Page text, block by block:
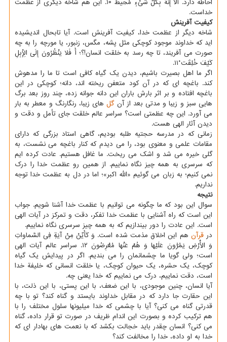
احاطه دارد. أَلا إِنَّهُ بِکُلِّ شَیْءٍ مُحِیطٌ ۱۰. این هم شاخه دیگری از عظمت
خداست.
کیفیت آفرینش
شاخه دیگر از عظمت خدا، کیفیت آفرینش است. آیا تابحال اندیشیده
اید که خداوند موجود کوچکی مثل پشه، مگس، زنبور، یا مورچه را به چه
صورت می آفریند، تا چه رسد به خلقت انسان!؟؛ أَ فَلا یَنْظُرُونَ إِلَی الْإِبِلِ
کَیْفَ خُلِقَت ْ۱۱.
اگر ما اهل بصیرت باشیم، دیدن یک گیاه کافی است تا ما را مدهوش
کند. باغچه ای که در آن کود متعفن ریخته اند، دانه؛ کوچکی در این
باغچه افتاده و بر اثر بارش باران این دانه جوانه زده، چند روز بعد برگ
هایی سبز و زیبا و مدتی بعد از آنگلهای زیبا، رنگارنگ و معطر به بار
می آورد. این چه عظمتی است؟ سراسر عالم خلقت جای تأمل و دقت و
دیدن آثار الهی هست.
زمانی که در مدرسه حجتیه طلبه بودیم، گاهی استاد بزرگی که دارای
مقامات علمی و معنوی بود، را می دیدم که کنار باغچه می نشست، به
گلی خیره می شد و اشک می ریخت. ما غافل هستیم. عادت کرده ایم
که سرسری به همه چیز نگاه نماییم. از همین رو عظمت خدا را درک
نمی کنیم؛ به زبان می گوئیم «الله اکبر»؛ اما در دل به عظمت خدا توجه
نداریم.
نتیجه
سوال این بود که ما چگونه می توانیم با عظمت خدا آشنا شویم. جواب
این است که راه آشنایی با عظمت خدا تفکر، دقت و تمرکز در آیات الهی
است. این عادت را دور بیندازیم که به همه چیز سرسری نگاه نماییم.
درقرآن هم این اخلاق مذمت شده است. وَ کَأَیِّنْ مِنْ آیَةٍ فِی السَّماواتِ
وَ الْأَرْضِ یَمُرُّونَ عَلَیْها وَ هُمْ عَنْها مُعْرِضُونَ ۱۲. سراسر عالم آیات الهی
است؛ ولی گویا ما چشمانمان را می بندیم. اگر در پیدایش یک گیاه
کوچک، یک حشره، یک حیوان کوچک، یا خلقت انسانی که خلیفة خدا
است، دقت نماییم، درک می نماییم که خدا یعنی چه.
آیا انسان، چنین موجودی، با این ضعف، با این پستی، با این ذلت، با
این حقارت جا دارد که در مقابل خداوند بایستد و گناه کند؟ تو با چه
قدرتی گناه می کنی؟ آیا با چشمی که خدا میلیونها سلول مختلف را با
هم ترکیب کرده و بصورت این اندام ظریف در صورت تو قرار داده، گناه
می کنی؟ انسان چقدر باید خجالت بکشد که با نعمت های بهادار ای که
خدا به او داده، خدا را مخالفت کند؟